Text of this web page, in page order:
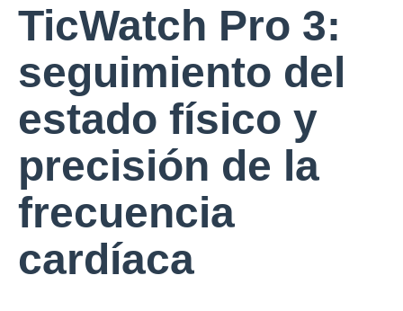
TicWatch Pro 3:
seguimiento del
estado físico y
precisión de la
frecuencia
cardíaca